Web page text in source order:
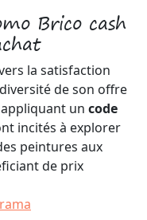
Brico cash
la satisfaction
de son offre
un code
incités à explorer
peintures aux
de prix